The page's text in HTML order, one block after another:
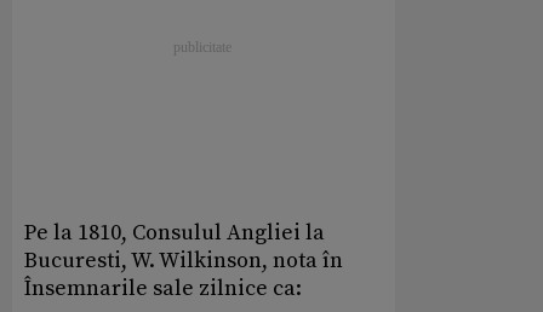
Pe la 1810, Consulul Angliei la
Bucuresti, W. Wilkinson, nota în
Însemnarile sale zilnice ca: